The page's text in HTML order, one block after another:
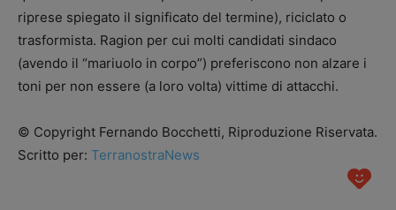
riprese spiegato il significato del termine), riciclato o
trasformista. Ragion per cui molti candidati sindaco
(avendo il “mariuolo in corpo”) preferiscono non alzare i
toni per non essere (a loro volta) vittime di attacchi.
© Copyright Fernando Bocchetti, Riproduzione Riservata.
Scritto per: TerranostraNews